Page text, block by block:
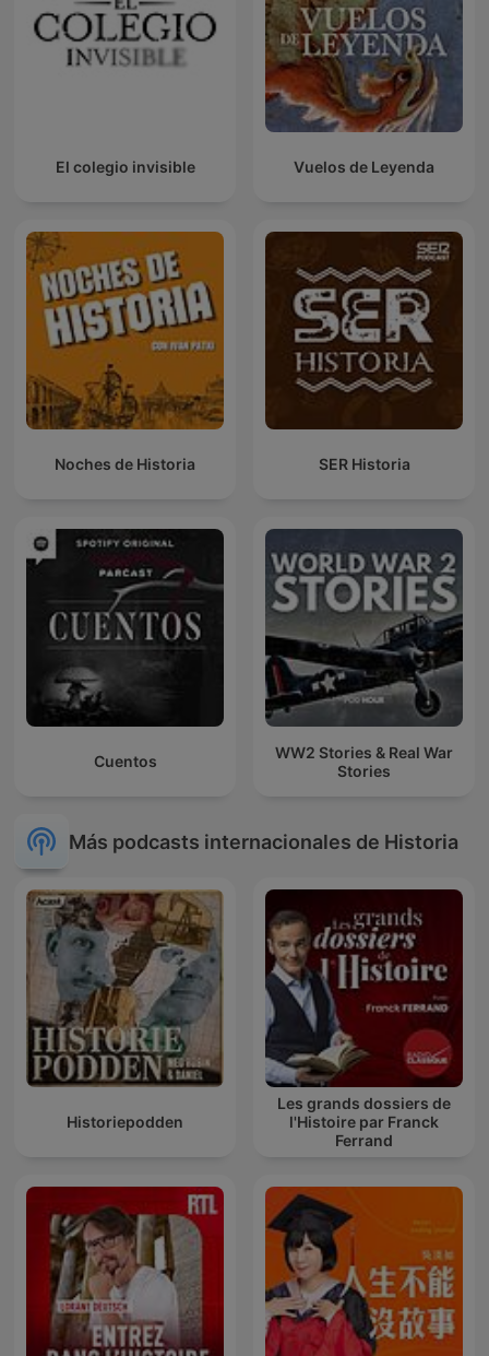
El colegio invisible Vuelos de Leyenda
Noches de Historia SER Historia
Cuentos
WW2 Stories & Real War
Stories
Más podcasts internacionales de Historia
Historiepodden
Les grands dossiers de
l'Histoire par Franck
Ferrand